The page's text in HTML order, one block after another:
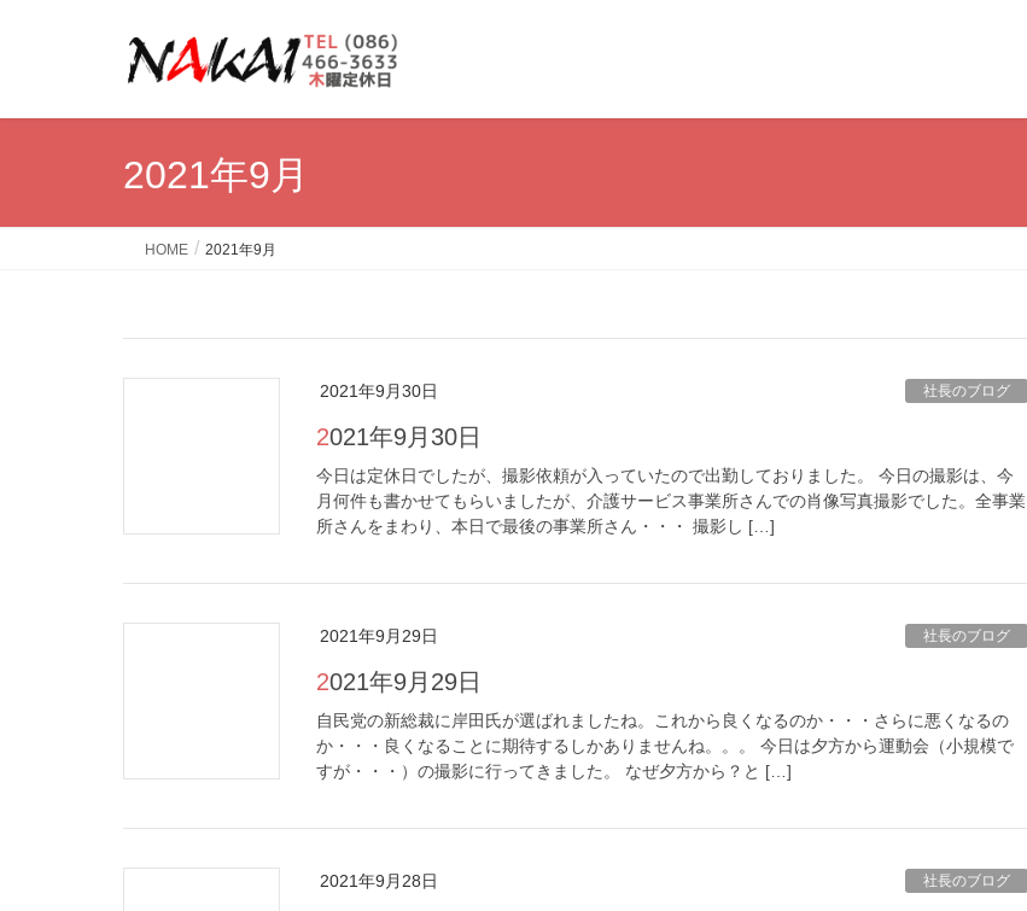
2021年9月
HOME 2021年9月
2021年9月30日 社長のブログ
2021年9月30日
今日は定休日でしたが、撮影依頼が入っていたので出勤しておりました。 今日の撮影は、今
月何件も書かせてもらいましたが、介護サービス事業所さんでの肖像写真撮影でした。全事業
所さんをまわり、本日で最後の事業所さん・・・ 撮影し […]
2021年9月29日 社長のブログ
2021年9月29日
自民党の新総裁に岸田氏が選ばれましたね。これから良くなるのか・・・さらに悪くなるの
か・・・良くなることに期待するしかありませんね。。。 今日は夕方から運動会（小規模で
すが・・・）の撮影に行ってきました。 なぜ夕方から？と […]
2021年9月28日 社長のブログ